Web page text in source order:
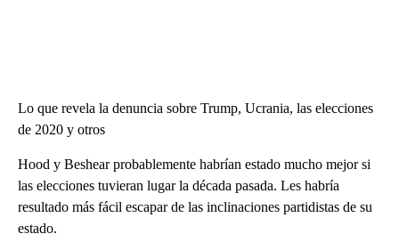
Lo que revela la denuncia sobre Trump, Ucrania, las elecciones
de 2020 y otros
Hood y Beshear probablemente habrían estado mucho mejor si
las elecciones tuvieran lugar la década pasada. Les habría
resultado más fácil escapar de las inclinaciones partidistas de su
estado.